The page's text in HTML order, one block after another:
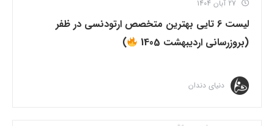
لیست 6 تایی بهترین متخصص ارتودنسی در ظفر
(بروزرسانی اردیبهشت 1405
)
دنیای دندان